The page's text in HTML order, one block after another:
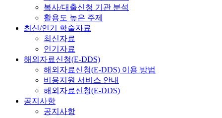
복사/대출신청 기관 분석
활용도 높은 주제
최신/인기 학술자료
최신자료
인기자료
해외자료신청(E-DDS)
해외자료신청(E-DDS) 이용 방법
비용지원 서비스 안내
해외자료신청(E-DDS)
공지사항
공지사항